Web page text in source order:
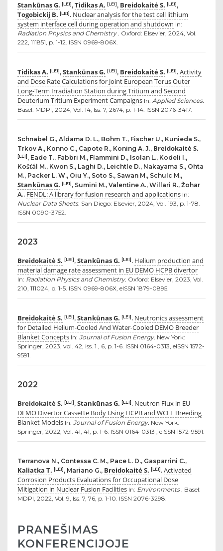
Stankūnas G. [LEI], Tidikas A. [LEI], Breidokaitė S. [LEI],
Togobickij B. [LEI]. Nuclear analysis for the test cell lithium
system interface cell during operation and shutdown In:
Radiation Physics and Chemistry . Oxford: Elsevier, 2024, Vol.
222, 111851, p. 1-12. ISSN 0969-806X.
Tidikas A. [LEI], Stankūnas G. [LEI], Breidokaitė S. [LEI]. Activity
and Dose Rate Calculations for Joint European Torus Outer
Long-Term Irradiation Station during Tritium and Second
Deuterium Tritium Experiment Campaigns In: Applied Sciences.
Basel: MDPI, 2024, Vol. 14, Iss. 7, 2674, p. 1-14. ISSN 2076-3417.
Schnabel G., Aldama D. L., Bohm T., Fischer U., Kunieda S.,
Trkov A., Konno C., Capote R., Koning A. J., Breidokaitė S.
[LEI], Eade T., Fabbri M., Flammini D., Isolan L., Kodeli I.,
Košťál M., Kwon S., Laghi D., Leichtle D., Nakayama S., Ohta
M., Packer L. W., Oiu Y., Soto S., Sawan M., Schulc M.,
Stankūnas G. [LEI], Sumini M., Valentine A., Willari R., Žohar
A.. FENDL: A library for fusion research and applications In:
Nuclear Data Sheets. San Diego: Elsevier, 2024, Vol. 193, p. 1-78.
ISSN 0090-3752.
2023
Breidokaitė S. [LEI], Stankūnas G. [LEI]. Helium production and
material damage rate assessment in EU DEMO HCPB divertor
In: Radiation Physics and Chemistry. Oxford: Elsevier, 2023, Vol.
210, 111024, p. 1-5. ISSN 0969-806X, eISSN 1879-0895.
Breidokaitė S. [LEI], Stankūnas G. [LEI]. Neutronics assessment
for Detailed Helium-Cooled And Water-Cooled DEMO Breeder
Blanket Concepts In: Journal of Fusion Energy. New York:
Springer, 2023, vol. 42, iss. 1 , 6, p. 1-6. ISSN 0164-0313, eISSN 1572-
9591.
2022
Breidokaitė S. [LEI], Stankūnas G. [LEI]. Neutron Flux in EU
DEMO Divertor Cassette Body Using HCPB and WCLL Breeding
Blanket Models In: Journal of Fusion Energy. New York:
Springer, 2022, Vol. 41, 41, p. 1-6. ISSN 0164-0313 , eISSN 1572-9591.
Terranova N., Contessa C. M., Pace L. D., Gasparrini C.,
Kaliatka T. [LEI], Mariano G., Breidokaitė S. [LEI]. Activated
Corrosion Products Evaluations for Occupational Dose
Mitigation in Nuclear Fusion Facilities In: Environments . Basel:
MDPI, 2022, Vol. 9, Iss. 7, 76, p. 1-10. ISSN 2076-3298.
PRANEŠIMAS
KONFERENCIJOJE